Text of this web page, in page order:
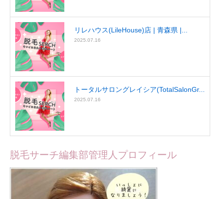
リレハウス(LileHouse)店 | 青森県 |...
2025.07.16
トータルサロングレイシア(TotalSalonGr...
2025.07.16
脱毛サーチ編集部管理人プロフィール